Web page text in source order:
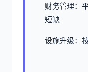
财务管理：
短缺
设施升级：